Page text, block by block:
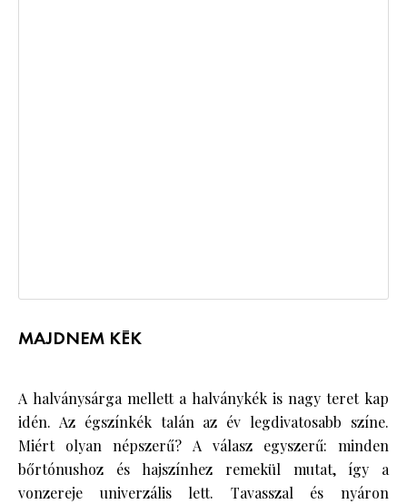
MAJDNEM KÉK
A halványsárga mellett a halványkék is nagy teret kap
idén. Az égszínkék talán az év legdivatosabb színe.
Miért olyan népszerű? A válasz egyszerű: minden
bőrtónushoz és hajszínhez remekül mutat, így a
vonzereje univerzális lett. Tavasszal és nyáron